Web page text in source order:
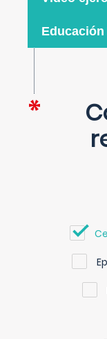
Educación